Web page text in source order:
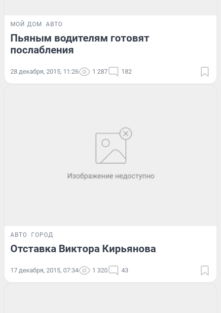
МОЙ ДОМ АВТО
Пьяным водителям готовят
послабления
28 декабря, 2015, 11:26 1 287 182
АВТО ГОРОД
Отставка Виктора Кирьянова
17 декабря, 2015, 07:34 1 320 43